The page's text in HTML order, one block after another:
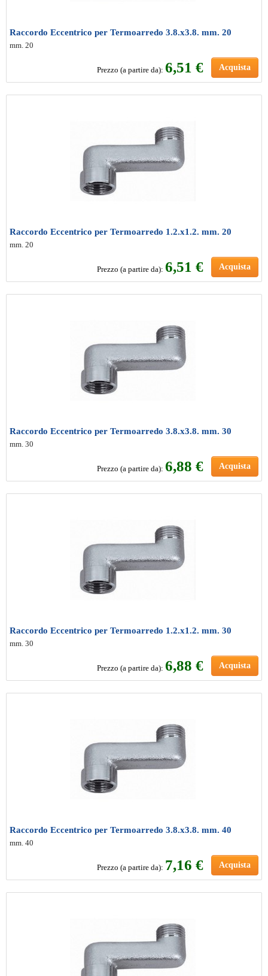
Raccordo Eccentrico per Termoarredo 3.8.x3.8. mm. 20
mm. 20
Prezzo (a partire da): 6,51 € Acquista
Raccordo Eccentrico per Termoarredo 1.2.x1.2. mm. 20
mm. 20
Prezzo (a partire da): 6,51 € Acquista
Raccordo Eccentrico per Termoarredo 3.8.x3.8. mm. 30
mm. 30
Prezzo (a partire da): 6,88 € Acquista
Raccordo Eccentrico per Termoarredo 1.2.x1.2. mm. 30
mm. 30
Prezzo (a partire da): 6,88 € Acquista
Raccordo Eccentrico per Termoarredo 3.8.x3.8. mm. 40
mm. 40
Prezzo (a partire da): 7,16 € Acquista